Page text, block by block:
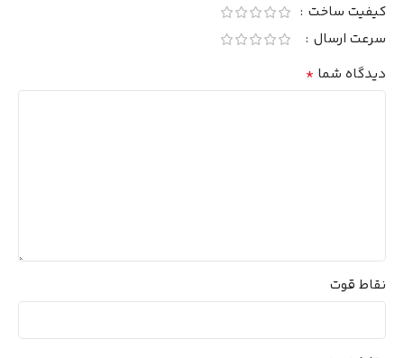
کیفیت ساخت
سرعت ارسال
دیدگاه شما *
نقاط قوت